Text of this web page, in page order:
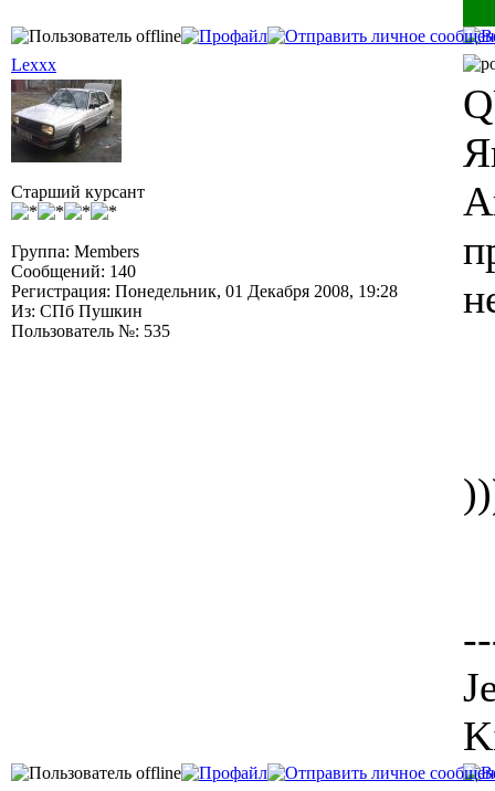
Lexxx
Старший курсант
Группа: Members
Сообщений: 140
Регистрация: Понедельник, 01 Декабря 2008, 19:28
Из: СПб Пушкин
Пользователь №: 535